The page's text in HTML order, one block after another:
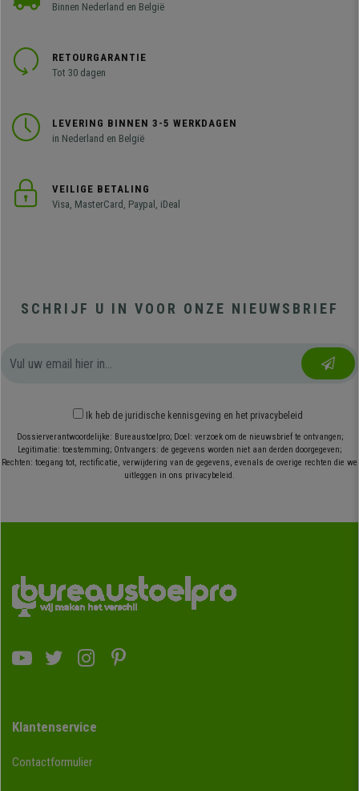
Binnen Nederland en België
RETOURGARANTIE
Tot 30 dagen
LEVERING BINNEN 3-5 WERKDAGEN
in Nederland en België
VEILIGE BETALING
Visa, MasterCard, Paypal, iDeal
SCHRIJF U IN VOOR ONZE NIEUWSBRIEF
Ik heb de juridische kennisgeving en het privacybeleid
Dossierverantwoordelijke: Bureaustoelpro; Doel: verzoek om de nieuwsbrief te ontvangen;
Legitimatie: toestemming; Ontvangers: de gegevens worden niet aan derden doorgegeven;
Rechten: toegang tot, rectificatie, verwijdering van de gegevens, evenals de overige rechten die we
uitleggen in ons privacybeleid.
Klantenservice
Contactformulier